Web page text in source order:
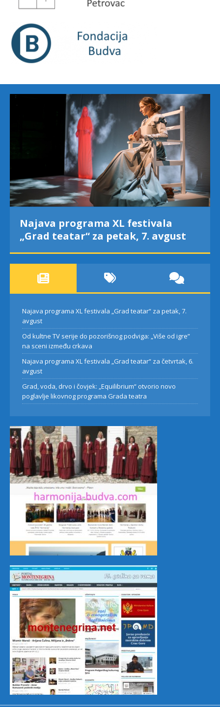
Najava programa XL festivala
„Grad teatar“ za petak, 7. avgust
Najava programa XL festivala „Grad teatar“ za petak, 7.
avgust
Od kultne TV serije do pozorišnog podviga: „Više od igre”
na sceni između crkava
Najava programa XL festivala „Grad teatar“ za četvrtak, 6.
avgust
Grad, voda, drvo i čovjek: „Equilibrium“ otvorio novo
poglavlje likovnog programa Grada teatra